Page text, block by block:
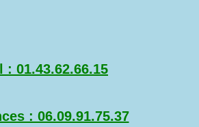
: 01.43.62.66.15
: 06.09.91.75.37